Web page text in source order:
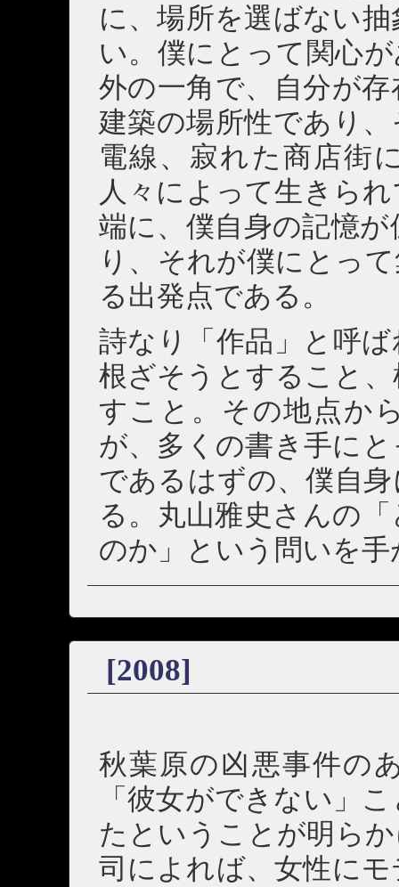
に、場所を選ばない
い。僕にとって関心
外の一角で、自分が
建築の場所性であり
電線、寂れた商店街
人々によって生きら
端に、僕自身の記憶
り、それが僕にとっ
る出発点である。
詩なり「作品」と呼
根ざそうとすること
すこと。その地点か
が、多くの書き手に
であるはずの、僕自
る。丸山雅史さんの
のか」という問いを
[2008]
秋葉原の凶悪事件の
「彼女ができない」
たということが明ら
司によれば、女性に